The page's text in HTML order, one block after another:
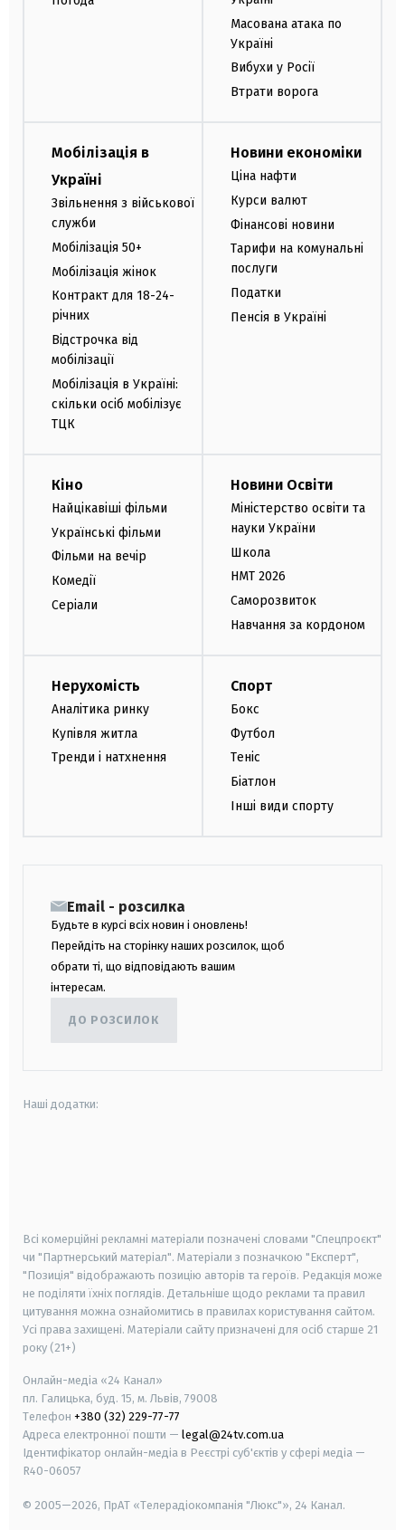
Масована атака по
Україні
Вибухи у Росії
Втрати ворога
Мобілізація в
Україні
Звільнення з військової
служби
Мобілізація 50+
Мобілізація жінок
Контракт для 18-24-
річних
Відстрочка від
мобілізації
Мобілізація в Україні:
скільки осіб мобілізує
ТЦК
Новини економіки
Ціна нафти
Курси валют
Фінансові новини
Тарифи на комунальні
послуги
Податки
Пенсія в Україні
Кіно
Найцікавіші фільми
Українські фільми
Фільми на вечір
Комедії
Серіали
Новини Освіти
Міністерство освіти та
науки України
Школа
НМТ 2026
Саморозвиток
Навчання за кордоном
Нерухомість
Аналітика ринку
Купівля житла
Тренди і натхнення
Спорт
Бокс
Футбол
Теніс
Біатлон
Інші види спорту
Email - розсилка
Будьте в курсі всіх новин і оновлень!
Перейдіть на сторінку наших розсилок, щоб
обрати ті, що відповідають вашим
інтересам.
ДО РОЗСИЛОК
Наші додатки:
Всі комерційні рекламні матеріали позначені словами "Спецпроєкт"
чи "Партнерський матеріал". Матеріали з позначкою "Експерт",
"Позиція" відображають позицію авторів та героїв. Редакція може
не поділяти їхніх поглядів. Детальніше щодо реклами та правил
цитування можна ознайомитись в правилах користування сайтом.
Усі права захищені. Матеріали сайту призначені для осіб старше 21
року (21+)
Онлайн-медіа «24 Канал»
пл. Галицька, буд. 15, м. Львів, 79008
Телефон +380 (32) 229-77-77
Адреса електронної пошти — legal@24tv.com.ua
Ідентифікатор онлайн-медіа в Реєстрі суб'єктів у сфері медіа —
R40-06057
© 2005—2026, ПрАТ «Телерадіокомпанія "Люкс"», 24 Канал.